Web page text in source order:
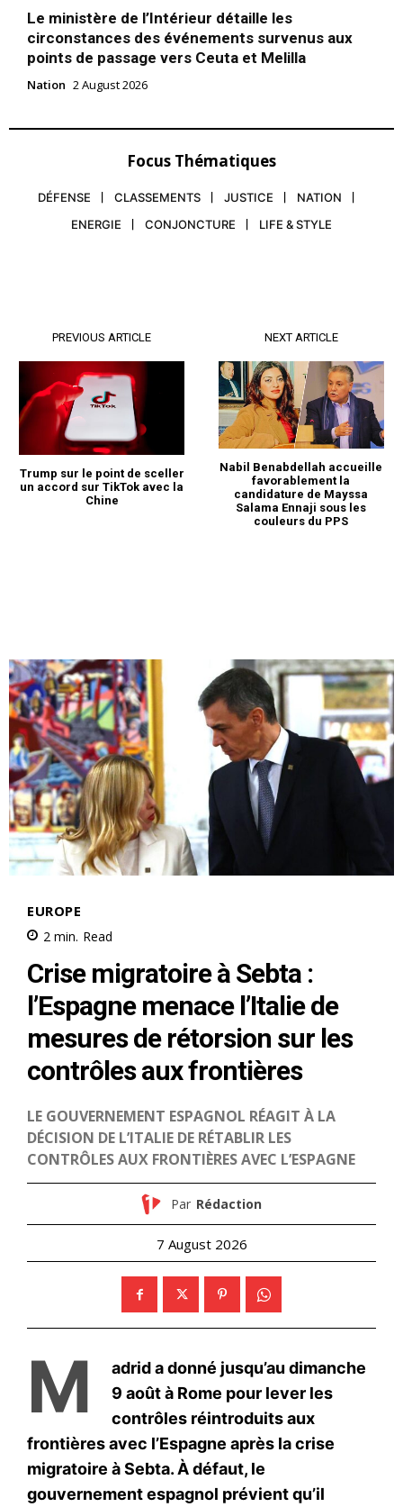
le1.ma
l'intelligence de
l'information
S'ABONNER MAINTENANT
Insight Publications
À propos
Nous contacter
Formules d’abonnement
Le ministère de l’Intérieur détaille les
circonstances des événements survenus aux
points de passage vers Ceuta et Melilla
Nation 2 August 2026
Focus Thématiques
DÉFENSE CLASSEMENTS JUSTICE
NATION
ENERGIE
CONJONCTURE LIFE & STYLE
PREVIOUS ARTICLE
Trump sur le point de sceller
un accord sur TikTok avec la
Chine
NEXT ARTICLE
Nabil Benabdellah accueille
favorablement la
candidature de Mayssa
Salama Ennaji sous les
couleurs du PPS